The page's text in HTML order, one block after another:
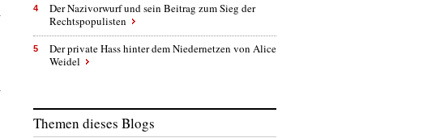
4
Der Nazivorwurf und sein Beitrag zum Sieg der
Rechtspopulisten
5
Der private Hass hinter dem Niedernetzen von Alice
Weidel
Themen dieses Blogs